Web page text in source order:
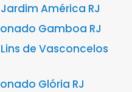
América RJ
Gamboa RJ
de Vasconcelos
Glória RJ